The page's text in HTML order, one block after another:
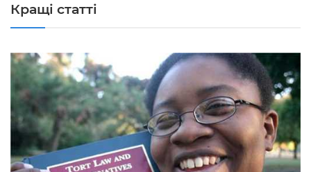
Кращі статті